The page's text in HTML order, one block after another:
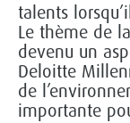
talents
Le thème de
devenu un
Deloitte
de
importante